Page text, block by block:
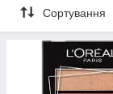
Сортування